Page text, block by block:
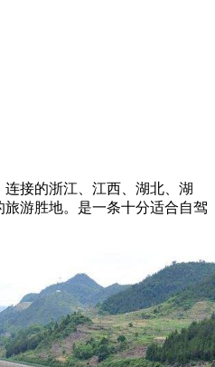
接的浙江、江西、湖北、湖
游胜地。是一条十分适合自驾